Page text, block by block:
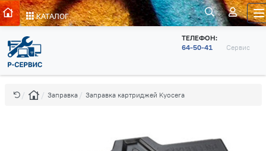
КАТАЛОГ
ТЕЛЕФОН:
64-50-41
Сервис
Заправка Заправка картриджей Kyocera